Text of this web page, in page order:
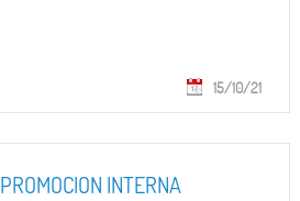
15/10/21
INTERNA